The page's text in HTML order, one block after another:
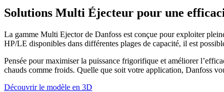
Solutions Multi Éjecteur pour une
La gamme Multi Ejector de Danfoss est conçue pour exploiter
HP/LE disponibles dans différentes plages de capacité, il est
Pensée pour maximiser la puissance frigorifique et améliorer
chauds comme froids. Quelle que soit votre application, Danfoss
Découvrir le modèle en 3D